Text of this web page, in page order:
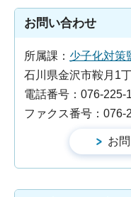
お問い合わせ
所属課： 少子化対
石川県金沢市鞍月1
電話番号：076-225-
ファクス番号：076-